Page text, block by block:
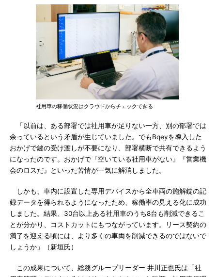
社用車の稼働状況はクラウドからチェックできる
「以前は、ある部署では社用車が足りない一方、別の部署では
余っているという矛盾が生じていました。でもBqeyを導入した
おかげで鍵の受け渡しが不要になり、部署横断で共有できるよう
になったのです。おかげで『空いている社用車がない』『営業機
会のロスだ』といった苦情が一気に解消しました。
しかも、車内に設置した専用デバイスから全車両の施解錠の記
録データを得られるようになったため、稼働率の見える化に成功
しました。結果、30台以上ある社用車のうち8台も削減できるこ
とが分かり、コストカットにもつながっています。リース契約の
満了を迎える頃には、より多くの車両を削減できるのではないで
しょうか」（新垣氏）
この成果について、総務グループリーダー 井川正也氏は「社